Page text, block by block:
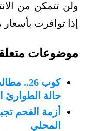
ولن تتمكن من
إذا توافرت بأسعار
موضوعات
كوب
حالة الطوارئ
أزمة الفحم
المحلي